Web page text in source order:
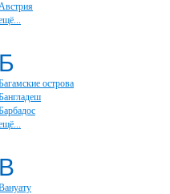
Б
острова
В